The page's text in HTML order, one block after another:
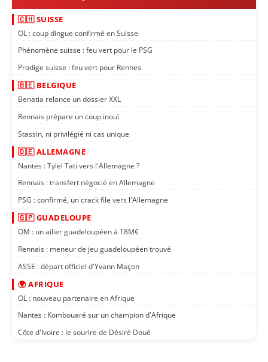
🇨🇭 SUISSE
OL : coup dingue confirmé en Suisse
Phénomène suisse : feu vert pour le PSG
Prodige suisse : feu vert pour Rennes
🇧🇪 BELGIQUE
Benatia relance un dossier XXL
Rennais prépare un coup inouï
Stassin, ni privilégié ni cas unique
🇩🇪 ALLEMAGNE
Nantes : Tylel Tati vers l'Allemagne ?
Rennais : transfert négocié en Allemagne
PSG : confirmé, un crack file vers l'Allemagne
🇬🇵 GUADELOUPE
OM : un ailier guadeloupéen à 18M€
Rennais : meneur de jeu guadeloupéen trouvé
ASSE : départ officiel d'Yvann Maçon
🌍 AFRIQUE
OL : nouveau partenaire en Afrique
Nantes : Kombouaré sur un champion d'Afrique
Côte d'Ivoire : le sourire de Désiré Doué